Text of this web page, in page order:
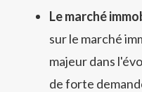
Le marché
sur le marché
majeur dans
de forte